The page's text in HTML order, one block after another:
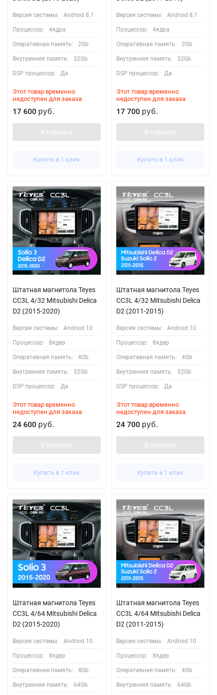
Версия системы: Android 8.1
Процессор: 4ядра
Оперативная память: 2Gb
Внутренняя память: 32Gb
DSP процессор: Да
Этот товар временно
недоступен для заказа
17 600 руб.
В корзину
Купить в 1 клик
Версия системы: Android 8.1
Процессор: 4ядра
Оперативная память: 2Gb
Внутренняя память: 32Gb
DSP процессор: Да
Этот товар временно
недоступен для заказа
17 700 руб.
В корзину
Купить в 1 клик
Штатная магнитола Teyes
CC3L 4/32 Mitsubishi Delica
D2 (2015-2020)
Версия системы: Android 10
Процессор: 8ядер
Оперативная память: 4Gb
Внутренняя память: 32Gb
DSP процессор: Да
Этот товар временно
недоступен для заказа
24 600 руб.
В корзину
Купить в 1 клик
Штатная магнитола Teyes
CC3L 4/32 Mitsubishi Delica
D2 (2011-2015)
Версия системы: Android 10
Процессор: 8ядер
Оперативная память: 4Gb
Внутренняя память: 32Gb
DSP процессор: Да
Этот товар временно
недоступен для заказа
24 700 руб.
В корзину
Купить в 1 клик
Штатная магнитола Teyes
CC3L 4/64 Mitsubishi Delica
D2 (2015-2020)
Версия системы: Android 10
Процессор: 8ядер
Оперативная память: 4Gb
Внутренняя память: 64Gb
Штатная магнитола Teyes
CC3L 4/64 Mitsubishi Delica
D2 (2011-2015)
Версия системы: Android 10
Процессор: 8ядер
Оперативная память: 4Gb
Внутренняя память: 64Gb